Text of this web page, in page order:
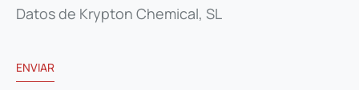
Datos de Krypton Chemical, SL